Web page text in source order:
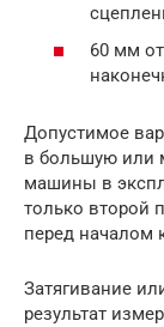
60 мм
Допустимое
в большую или
машины в
только второй
перед началом
Затягивание
результат